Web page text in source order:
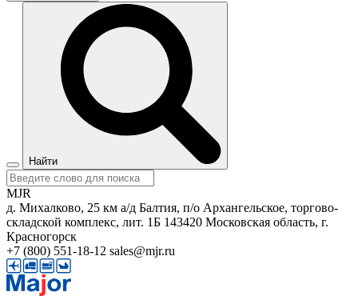
Найти
MJR
д. Михалково, 25 км а/д Балтия, п/о Архангельское, торгово-
складской комплекс, лит. 1Б 143420 Московская область, г.
Красногорск
+7 (800) 551-18-12 sales@mjr.ru